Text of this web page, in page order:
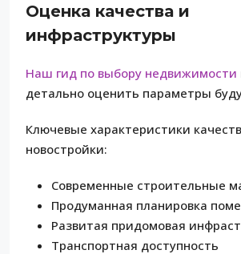
Оценка качества и
инфраструктуры
Наш гид по выбору недвижимости
детально оценить параметры
Ключевые характеристики
новостройки:
Современные строительные
Продуманная планировка
Развитая придомовая
Транспортная доступность